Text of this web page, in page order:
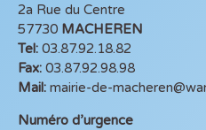
2a Rue du Centre
57730 MACHEREN
Tel: 03.87.92.18.82
Fax: 03.87.92.98.98
Mail: mairie-de-
Numéro d’urgence